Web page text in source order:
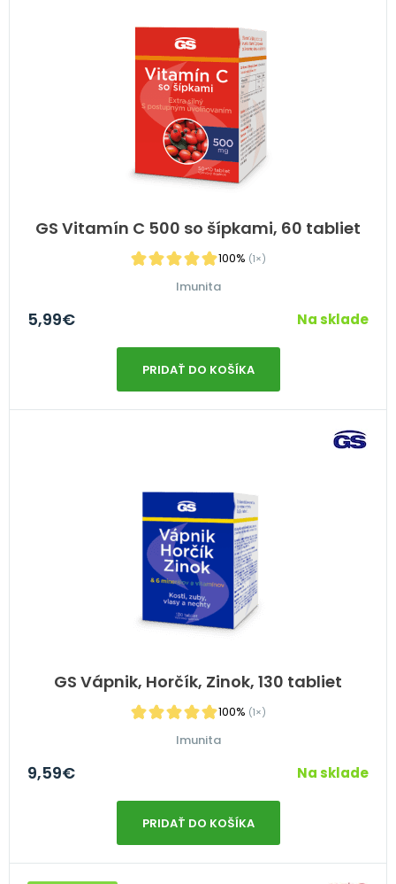
GS Vitamín C 500 so šípkami, 60 tabliet
100% (1×)
Imunita
5,99€ Na sklade
PRIDAŤ DO KOŠÍKA
GS Vápnik, Horčík, Zinok, 130 tabliet
100% (1×)
Imunita
9,59€ Na sklade
PRIDAŤ DO KOŠÍKA